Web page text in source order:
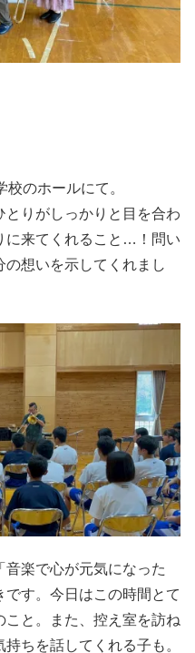
のホールにて。
とりがしっかりと目を合わ
に来てくれること…！問い
想いを示してくれまし
楽で心が元気になった
です。今日はこの時間とて
こと。また、控え室を訪ね
ちを話してくれる子も。